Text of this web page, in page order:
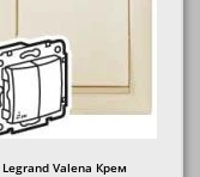
Legrand Valena Крем